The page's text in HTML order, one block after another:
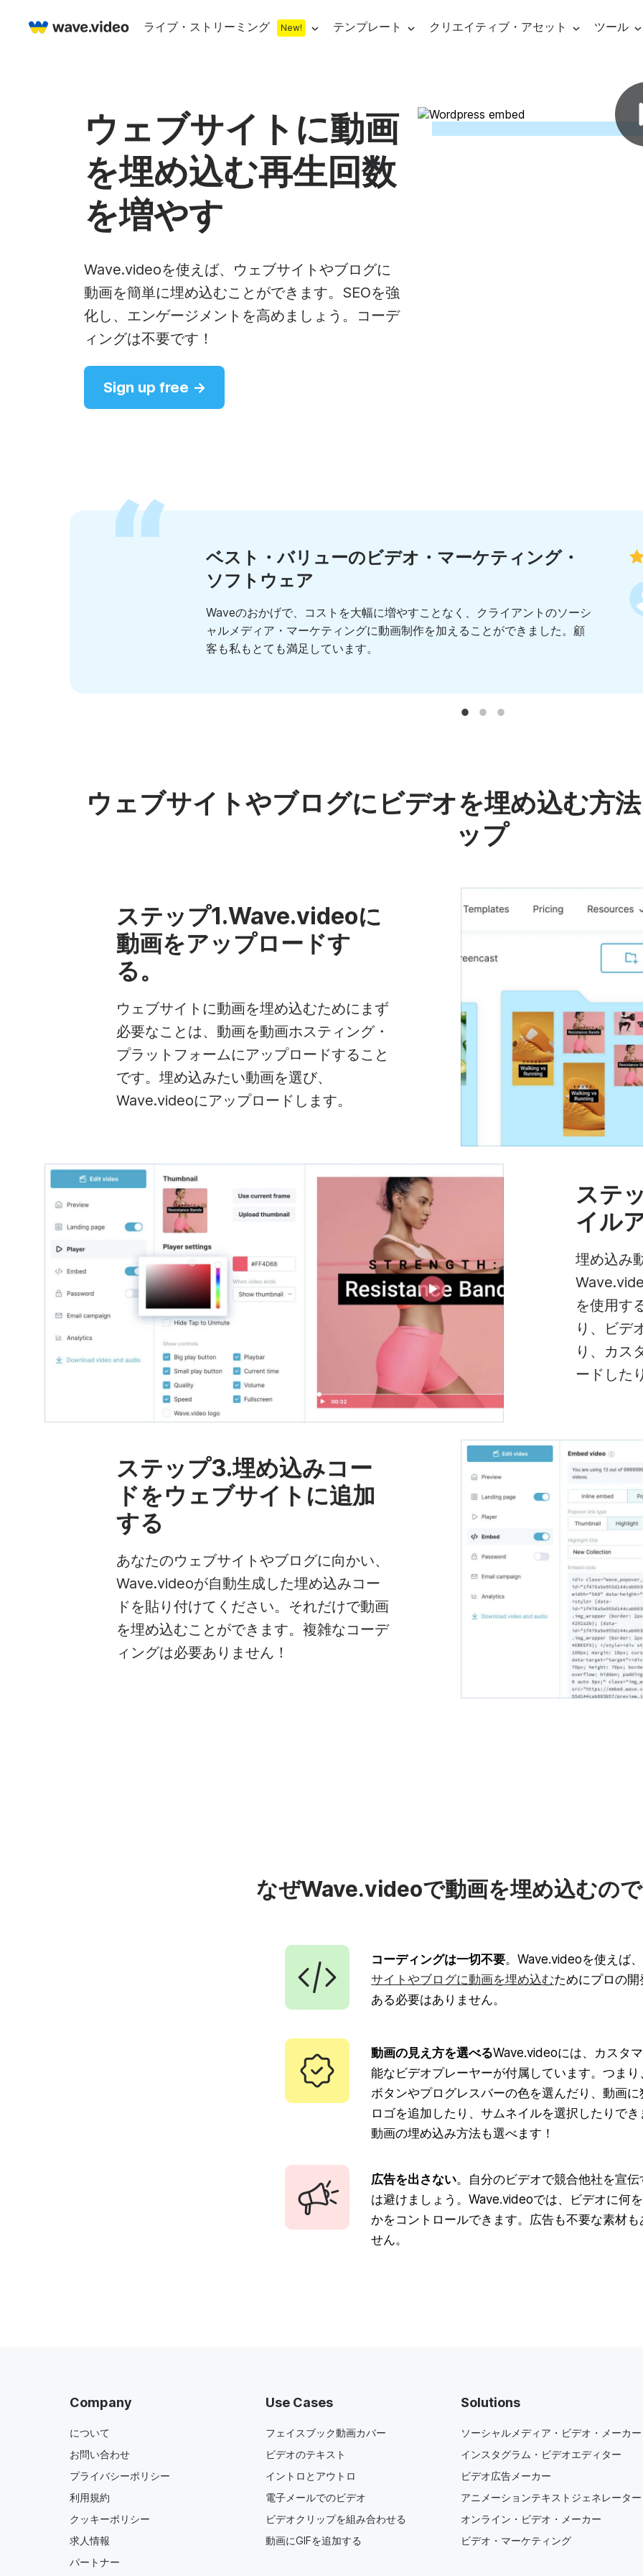
ライブ・ストリーミング New!
ビデオレコーダー
ウェブカメラテスト
ライブ・ストリーム・チャット
ライブ・ストリーミング・スタジオ
ウェブカメラレコーダー
ストリーミング・オーバレイ・メーカー
Facebookライブストリーミング
オンライン会議
テンプレート
カウントダウン
下段
サムネイル
YouTubeビデオ
フェイスブック動画
インスタグラム動画
Ads & Promo
ビデオ広告テン
クリエイティブ・アセット
Stock libraries
ロイヤリティ・フリーの音楽
無料ストック画像
ツール
Online video editing
ビデオクリップを組み合わせる
アニメーションテキストジェネレーター
ビデオコラージュメーカー
ビデオ
ライブ
ウェブサイトに動画
を埋め込む再生回数
を増やす
Wave.videoを使えば、ウェブサイトやブログに
動画を簡単に埋め込むことができます。SEOを強
化し、エンゲージメントを高めましょう。コーデ
ィングは不要です！
Sign up free →
ベスト・バリューのビデオ・マーケティング・
ソフトウェア
Waveのおかげで、コストを大幅に増やすことなく、クライアントのソーシ
ャルメディア・マーケティングに動画制作を加えることができました。顧
客も私もとても満足しています。
ウェブサイトやブログにビデオを埋め込む方
ップ
ステップ1.Wave.videoに
動画をアップロードす
る。
ウェブサイトに動画を埋め込むためにまず
必要なことは、動画を動画ホスティング・
プラットフォームにアップロードすること
です。埋め込みたい動画を選び、
Wave.videoにアップロードします。
ステ
イル
埋め込み
を使用す
り、ビデ
り、カス
ードした
ステップ3.埋め込みコー
ドをウェブサイトに追加
する
あなたのウェブサイトやブログに向かい、
Wave.videoが自動生成した埋め込みコー
ドを貼り付けてください。それだけで動画
を埋め込むことができます。複雑なコーデ
ィングは必要ありません！
なぜWave.videoで動画を埋め込むの
コーディングは一切不要。Wave.videoを使えば、
サイトやブログに動画を埋め込むためにプロの開
ある必要はありません。
動画の見え方を選べるWave.videoには、カスタ
能なビデオプレーヤーが付属しています。つまり
ボタンやプログレスバーの色を選んだり、動画に
ロゴを追加したり、サムネイルを選択したりでき
動画の埋め込み方法も選べます！
広告を出さない。自分のビデオで競合他社を宣伝
は避けましょう。Wave.videoでは、ビデオに何
かをコントロールできます。広告も不要な素材も
せん。
Company
について
お問い合わせ
プライバシーポリシー
利用規約
クッキーポリシー
求人情報
パートナー
Use Cases
フェイスブック動画カバー
ビデオのテキスト
イントロとアウトロ
電子メールでのビデオ
ビデオクリップを組み合わせる
動画にGIFを追加する
Solutions
ソーシャルメディア・ビデオ・メーカー
インスタグラム・ビデオエディター
ビデオ広告メーカー
アニメーションテキストジェネレーター
オンライン・ビデオ・メーカー
ビデオ・マーケティング